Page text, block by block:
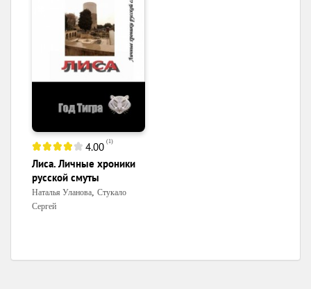
4.00 (1)
Лиса. Личные хроники
русской смуты
Наталья Уланова Стукало
Сергей